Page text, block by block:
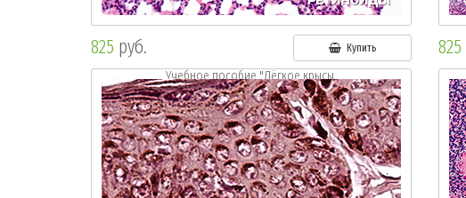
825 руб. Купить
Учебное пособие "Лёгкое крысы.
Окр.: г.-э."
825